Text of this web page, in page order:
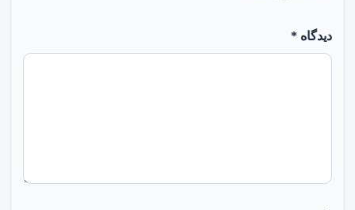
دیدگاه *